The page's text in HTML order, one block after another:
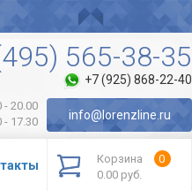
565-38-35
+7 (925) 868-22-40
- 20.00
17.30
info@lorenzline.ru
Корзина
0
0.00 руб.